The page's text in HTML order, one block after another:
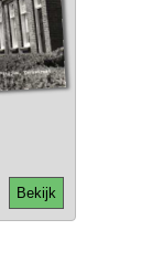
Bekijk